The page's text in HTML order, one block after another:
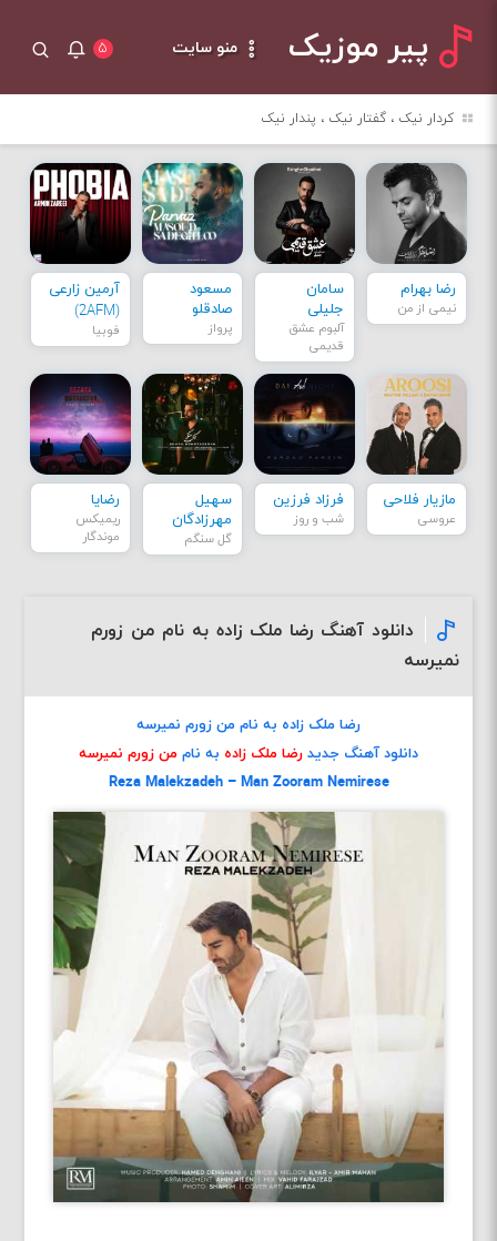
پیر موزیک منو سایت ۵
کردار نیک ، گفتار نیک ، پندار نیک
رضا بهرام
نیمی از من
سامان
جلیلی
آلبوم عشق
قدیمی
مسعود
صادقلو
پرواز
آرمین زارعی
(2AFM)
فوبیا
مازیار فلاحی
عروسی
فرزاد فرزین
شب و روز
سهیل
مهرزادگان
گل سنگم
رضایا
ریمیکس
موندگار
دانلود آهنگ رضا ملک زاده به نام من زورم
نمیرسه
رضا ملک زاده به نام من زورم نمیرسه
دانلود آهنگ جدید رضا ملک زاده به نام من زورم نمیرسه
Reza Malekzadeh – Man Zooram Nemirese